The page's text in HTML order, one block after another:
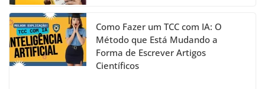
Como Fazer um TCC com IA: O
Método que Está Mudando a
Forma de Escrever Artigos
Científicos